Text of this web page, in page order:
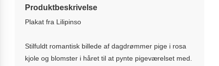
Produktbeskrivelse
Plakat fra Lilipinso
Stilfuldt romantisk billede af dagdrømmer pige i rosa
kjole og blomster i håret til at pynte pigeværelset med.